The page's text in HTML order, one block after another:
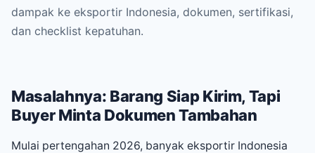
dampak ke eksportir Indonesia, dokumen, sertifikasi,
dan checklist kepatuhan.
Masalahnya: Barang Siap Kirim, Tapi
Buyer Minta Dokumen Tambahan
Mulai pertengahan 2026, banyak eksportir Indonesia